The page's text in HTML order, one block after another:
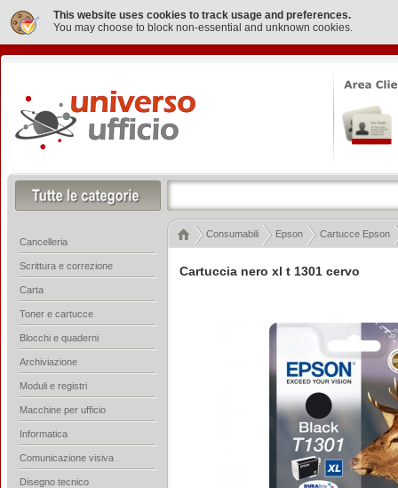
This website uses cookies to track usage and preferences.
You may choose to block non-essential and unknown cookies.
Cartuccia nero xl t 1301 cervo
Consumabili Epson Cartucce Epson
Cancelleria
Scrittura e correzione
Carta
Toner e cartucce
Blocchi e quaderni
Archiviazione
Moduli e registri
Macchine per ufficio
Informatica
Comunicazione visiva
Disegno tecnico